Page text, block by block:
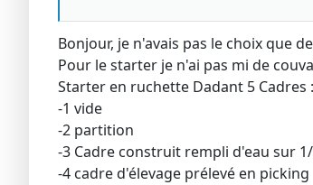
Bonjour, je n'avais pas le choix que
Pour le starter je n'ai pas mi de
Starter en ruchette Dadant 5 Cadres :
-1 vide
-2 partition
-3 Cadre construit rempli d'eau sur
-4 cadre d'élevage prélevé en picking